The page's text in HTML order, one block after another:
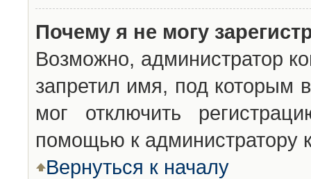
Почему я не могу
Возможно, администратор
запретил имя, под которым
мог отключить
помощью к администратору
Вернуться к началу